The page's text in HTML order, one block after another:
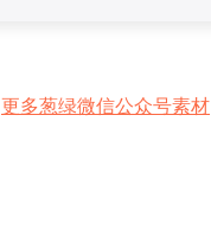
更多葱绿微信公众号素材